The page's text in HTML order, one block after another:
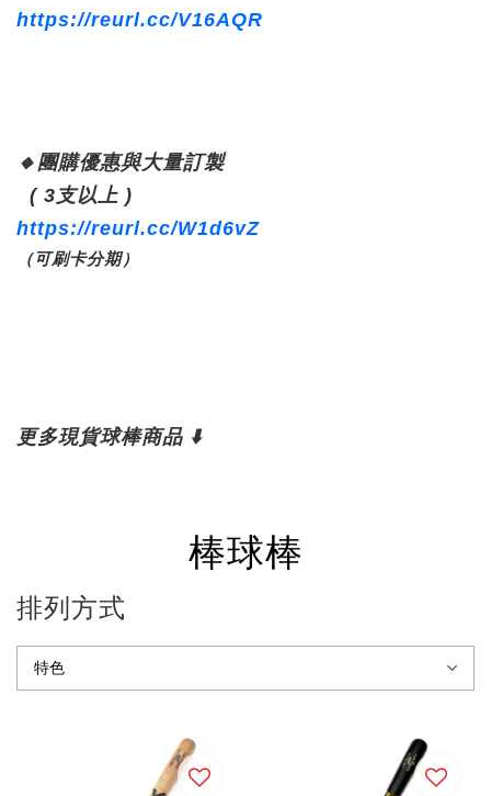
https://reurl.cc/V16AQR
🔸 團購優惠與大量訂製
( 3支以上 )
https://reurl.cc/W1d6vZ
（可刷卡分期）
更多現貨球棒商品 ⬇️
棒球棒
排列方式